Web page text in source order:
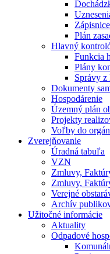
Plán
Hlavný
Funkcia
Plány
Správy z
Dokumenty
Hospodárenie
Územný plán
Projekty
Voľby do
Zverejňovanie
Úradná tabuľa
VZN
Zmluvy,
Zmluvy,
Verejné
Archív
Užitočné informácie
Aktuality
Odpadové